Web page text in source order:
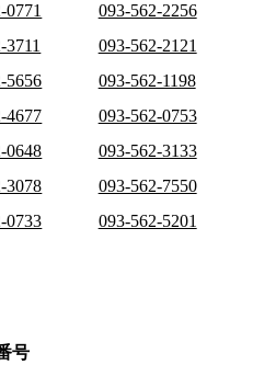
0771
093-562-2256
3711
093-562-2121
5656
093-562-1198
4677
093-562-0753
0648
093-562-3133
3078
093-562-7550
0733
093-562-5201
号